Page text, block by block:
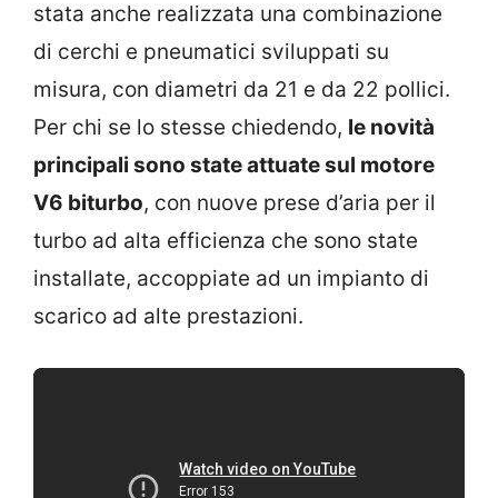
stata anche realizzata una combinazione
di cerchi e pneumatici sviluppati su
misura, con diametri da 21 e da 22 pollici.
Per chi se lo stesse chiedendo, le novità
principali sono state attuate sul motore
V6 biturbo, con nuove prese d’aria per il
turbo ad alta efficienza che sono state
installate, accoppiate ad un impianto di
scarico ad alte prestazioni.